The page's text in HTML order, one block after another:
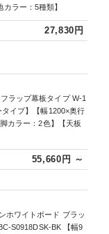
ラー：5種類】
27,830円
ラップ幕板タイプ W-1
イプ】【幅1200×奥行
カラー：2色】【天板
55,660円 ～
ホワイトボード ブラッ
S0918DSK-BK 【幅9